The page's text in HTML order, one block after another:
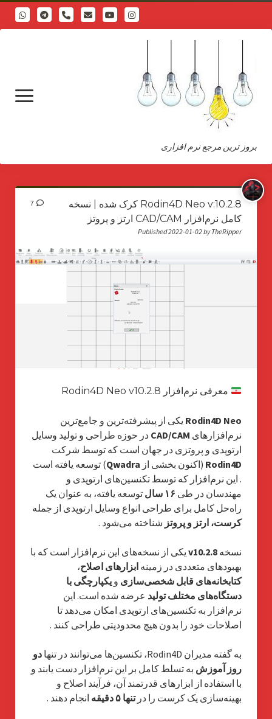
phone
بروز ترین مرجع نرم افزاری
open
menu
درباره
Rodin4D Neo v:10.2.8 کرک شده | نسخه
کامل نرم‌افزار CAD/CAM ارتز و پروتز
Published 2022-01-02 by TheRipper
7
معرفی نرم‌افزار Rodin4D Neo v10.2.8
Rodin4D Neo یکی از پیشرفته‌ترین و جامع‌ترین
نرم‌افزارهای CAD/CAM در حوزه طراحی و تولید وسایل
ارتوپدی و پروتزی در جهان است که توسط شرکت
Rodin4D (اکنون بخشی از Qwadra) توسعه یافته است
. این نرم‌افزار که توسط تکنسین‌های ارتوپدی و
مهندسان در طی ۱۶ سال
توسعه یافته، به عنوان یک
راه‌حل کامل برای طراحی انواع وسایل ارتوپدی از جمله
کرست، ارتز و پروتز شناخته می‌شود .
نسخه v10.2.8یکی از نسخه‌های این نرم‌افزار است که با
بهبودهای متعددی در زمینه ابزارهای اصلاح،
کتابخانه‌های قابل شخصی‌سازی و یکپارچگی با
دستگاه‌های مختلف تولید عرضه شده است. این
نرم‌افزار به تکنسین‌های ارتوپدی امکان می‌دهد تا
اصلاحات خود را بدون هیچ محدودیتی طراحی کنند .
به گفته مدیران Rodin4D، تکنسین‌ها می‌توانند در تنها
دو
روز آموزش به تسلط کامل بر این نرم‌افزار دست یابند و
با استفاده از ابزارهای قدرتمند آن، فرآیند اصلاح و
بهینه‌سازی یک کرست را درتنها ۵ دقیقه انجام دهند .